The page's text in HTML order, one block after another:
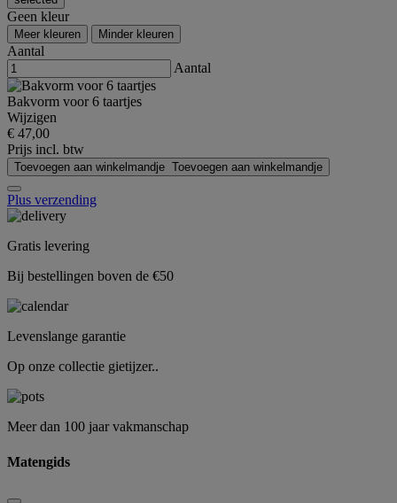
Geen kleur
Meer kleuren Minder kleuren
Aantal
Aantal
Bakvorm voor 6 taartjes
Wijzigen
€ 47,00
Prijs incl. btw
Toevoegen aan winkelmandje Toevoegen aan winkelmandje
Plus verzending
Gratis levering
Bij bestellingen boven de €50
Levenslange garantie
Op onze collectie gietijzer..
Meer dan 100 jaar vakmanschap
Matengids